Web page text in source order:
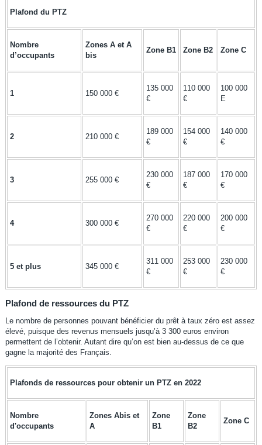
Plafond du PTZ
Nombre
d’occupants
Zones A et A
bis
Zone B1 Zone B2 Zone C
1 150 000 €
135 000
€
110 000
€
100 000
E
2 210 000 €
189 000
€
154 000
€
140 000
€
3 255 000 €
230 000
€
187 000
€
170 000
€
4 300 000 €
270 000
€
220 000
€
200 000
€
5 et plus 345 000 €
311 000
€
253 000
€
230 000
€
Plafond de ressources du PTZ
Le nombre de personnes pouvant bénéficier du prêt à taux zéro est assez
élevé, puisque des revenus mensuels jusqu’à 3 300 euros environ
permettent de l’obtenir. Autant dire qu’on est bien au-dessus de ce que
gagne la majorité des Français.
Plafonds de ressources pour obtenir un PTZ en 2022
Nombre
d'occupants
Zones Abis et
A
Zone
B1
Zone
B2
Zone C